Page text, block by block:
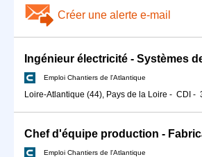
Créer une alerte e-mail
Emploi Chantiers de l'Atlantique
Loire-Atlantique (44), Pays de la Loire - CDI -
Emploi Chantiers de l'Atlantique